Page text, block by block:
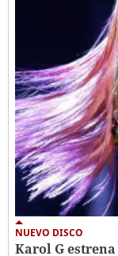
NUEVO DISCO
Karol G